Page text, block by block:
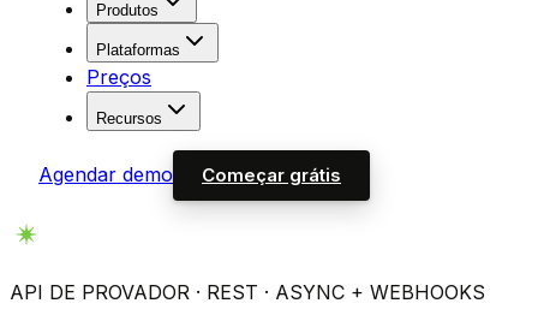
Produtos
Plataformas
Preços
Recursos
Agendar demo Começar grátis
API DE PROVADOR · REST · ASYNC + WEBHOOKS